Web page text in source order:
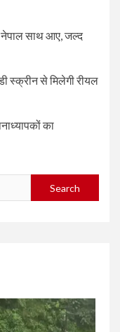
साथ आए, जल्द
स्क्रीन से मिलेगी रीयल
का